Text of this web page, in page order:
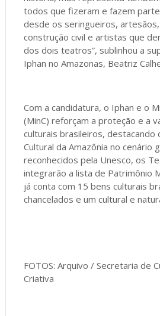
todos que fizeram e fazem
desde os seringueiros,
construção civil e artistas que
dos dois teatros”, sublinhou a
Iphan no Amazonas, Beatriz
Com a candidatura, o Iphan e o
(MinC) reforçam a proteção e a
culturais brasileiros, destacando
Cultural da Amazônia no cenário
reconhecidos pela Unesco, os
integrarão a lista de Patrimônio
já conta com 15 bens culturais
chancelados e um cultural e
FOTOS: Arquivo / Secretaria de
Criativa